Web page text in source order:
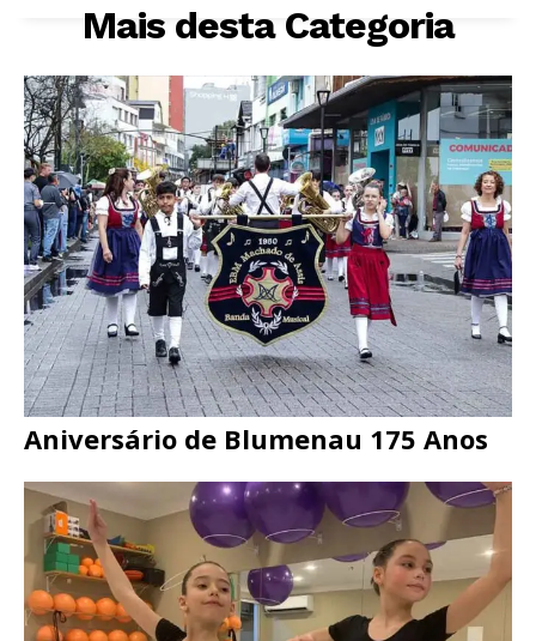
Mais desta Categoria
Aniversário de Blumenau 175 Anos